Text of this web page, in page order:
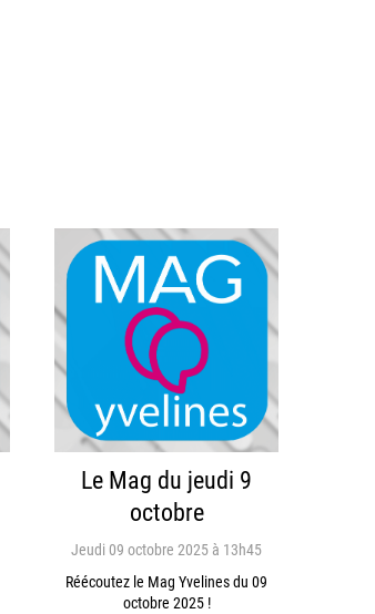
Le Mag du jeudi 9
octobre
Jeudi 09 octobre 2025 à 13h45
Réécoutez le Mag Yvelines du 09
octobre 2025 !